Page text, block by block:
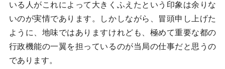
いる人がこれによって大きくふえたという印象は余りな
いのが実情であります。しかしながら、冒頭申し上げた
ように、地味ではありますけれども、極めて重要な都の
行政機能の一翼を担っているのが当局の仕事だと思うの
であります。